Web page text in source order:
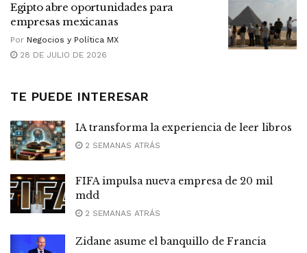
Egipto abre oportunidades para
empresas mexicanas
Por Negocios y Política MX
28 DE JULIO DE 2026
TE PUEDE INTERESAR
IA transforma la experiencia de leer libros
2 SEMANAS ATRÁS
FIFA impulsa nueva empresa de 20 mil
mdd
2 SEMANAS ATRÁS
Zidane asume el banquillo de Francia